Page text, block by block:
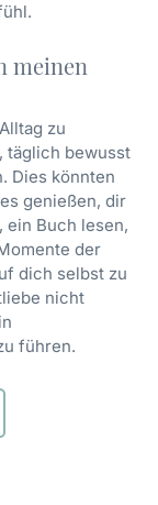
meinen
zu
täglich bewusst
Dies könnten
genießen, dir
ein Buch lesen,
der
dich selbst zu
nicht
führen.